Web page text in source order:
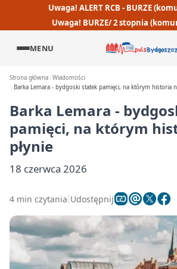
Uwaga! ALERT RCB - BURZE
Uwaga! BURZE/ 2 stopnia
MENU
Strona główna Wiadomości
Barka Lemara - bydgoski statek pamięci, na którym historia
Barka Lemara -
pamięci, na którym
płynie
18 czerwca 2026
4 min czytania Udostępnij